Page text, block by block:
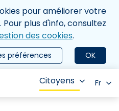
pour améliorer votre
plus d'info, consultez
des cookies.
OK
préférences
Citoyens Fr